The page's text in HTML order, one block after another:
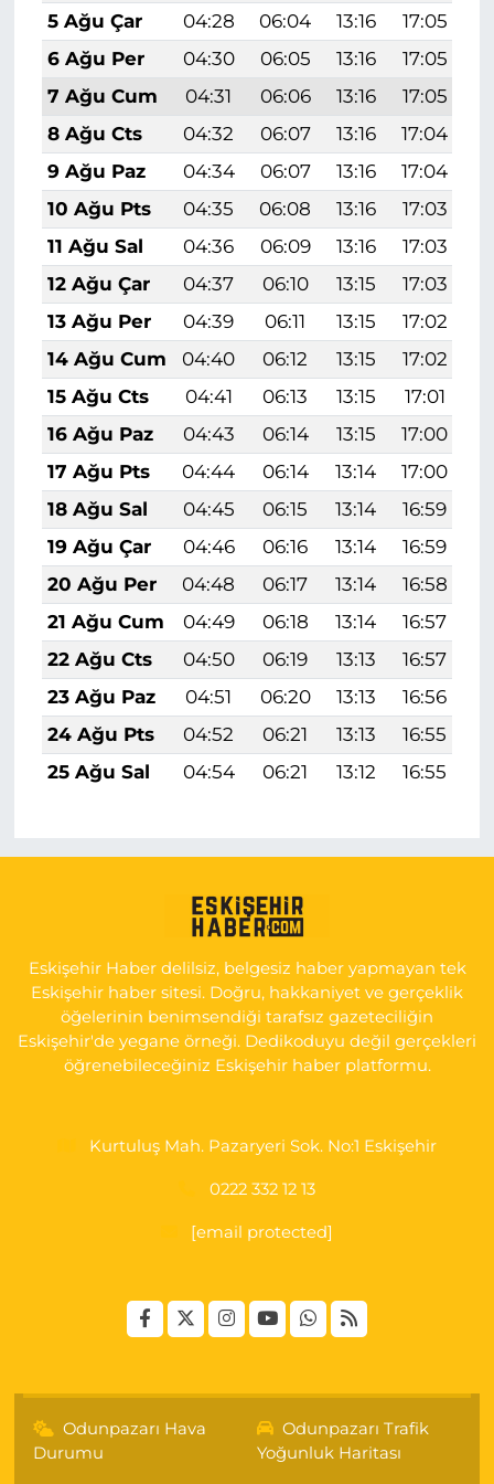
5 Ağu Çar
04:28 06:04 13:16 17:05
6 Ağu Per
04:30 06:05 13:16 17:05
7 Ağu Cum
04:31 06:06 13:16 17:05
8 Ağu Cts
04:32 06:07 13:16 17:04
9 Ağu Paz
04:34 06:07 13:16 17:04
10 Ağu Pts
04:35 06:08 13:16 17:03
11 Ağu Sal
04:36 06:09 13:16 17:03
12 Ağu Çar
04:37 06:10 13:15 17:03
13 Ağu Per
04:39 06:11 13:15 17:02
14 Ağu Cum
04:40 06:12 13:15 17:02
15 Ağu Cts
04:41 06:13 13:15 17:01
16 Ağu Paz
04:43 06:14 13:15 17:00
17 Ağu Pts
04:44 06:14 13:14 17:00
18 Ağu Sal
04:45 06:15 13:14 16:59
19 Ağu Çar
04:46 06:16 13:14 16:59
20 Ağu Per
04:48 06:17 13:14 16:58
21 Ağu Cum
04:49 06:18 13:14 16:57
22 Ağu Cts
04:50 06:19 13:13 16:57
23 Ağu Paz
04:51 06:20 13:13 16:56
24 Ağu Pts
04:52 06:21 13:13 16:55
25 Ağu Sal
04:54 06:21 13:12 16:55
Eskişehir Haber delilsiz, belgesiz haber yapmayan tek
Eskişehir haber sitesi. Doğru, hakkaniyet ve gerçeklik
öğelerinin benimsendiği tarafsız gazeteciliğin
Eskişehir'de yegane örneği. Dedikoduyu değil gerçekleri
öğrenebileceğiniz Eskişehir haber platformu.
Kurtuluş Mah. Pazaryeri Sok. No:1 Eskişehir
0222 332 12 13
[email protected]
Odunpazarı Hava
Durumu
Odunpazarı Trafik
Yoğunluk Haritası